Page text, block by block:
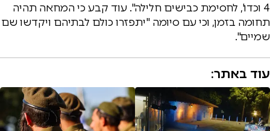
4 וכדו', לחסימת כבישים חלילה". עוד קבע כי המחאה תהיה
תחומה בזמן, וכי עם סיומה "יתפזרו כולם לבתיהם ויקדשו שם
שמיים".
עוד באתר: